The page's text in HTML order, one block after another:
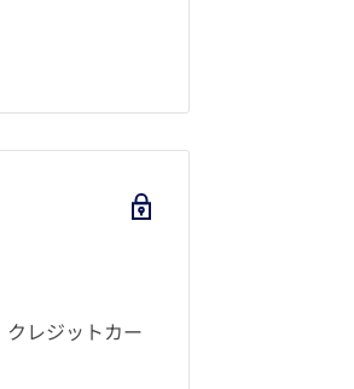
レジットカー